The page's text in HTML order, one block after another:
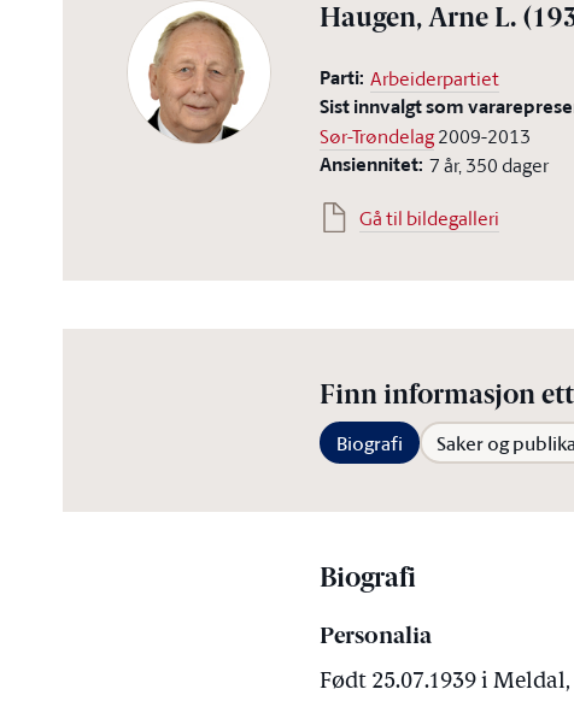
Haugen, Arne L.
Parti: Arbeiderpartiet
Sist innvalgt som
Sør-Trøndelag2009-2013
Ansiennitet: 7 år, 350 dager
Gå til bildegalleri
Finn informasjon
Biografi Saker og
Biografi
Personalia
Født 25.07.1939 i